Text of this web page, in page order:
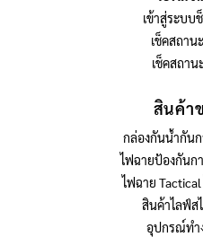
เข้าสู่ระบบ
เช็คสถาน
เช็คสถาน
สินค้า
กล่องกันน้ำกัน
ไฟฉายป้องกันก
ไฟฉาย Tactical
สินค้าไลฟ์ส
อุปกรณ์ทำ